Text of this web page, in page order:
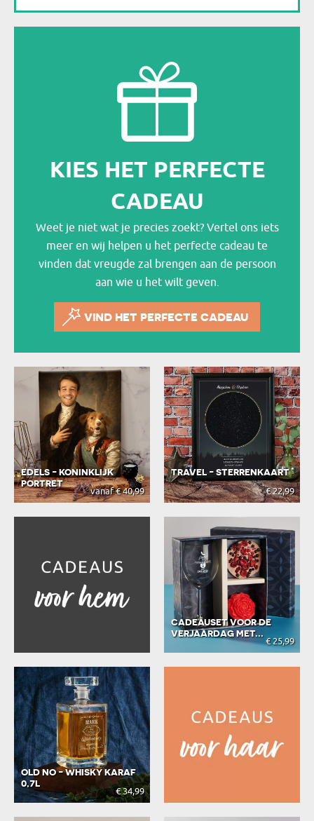
KIES HET PERFECTE
CADEAU
Weet je niet wat je precies zoekt? Vertel ons iets
meer en wij helpen u het perfecte cadeau te
vinden dat vreugde zal brengen aan de persoon
aan wie u het wilt geven.
VIND HET PERFECTE CADEAU
EDELS - KONINKLIJK
PORTRET
vanaf € 40,99
TRAVEL - STERRENKAART
€ 22,99
CADEAUSET VOOR DE
VERJAARDAG MET...
€ 25,99
OLD NO - WHISKY KARAF
0,7L
€ 34,99